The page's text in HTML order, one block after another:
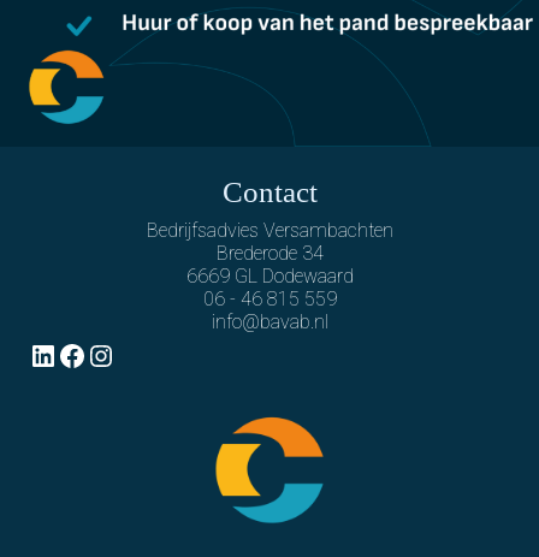
Contact
Bedrijfsadvies Versambachten
Brederode 34
6669 GL Dodewaard
06 - 46 815 559
info@bavab.nl
LinkedIn
Facebook
Instagram